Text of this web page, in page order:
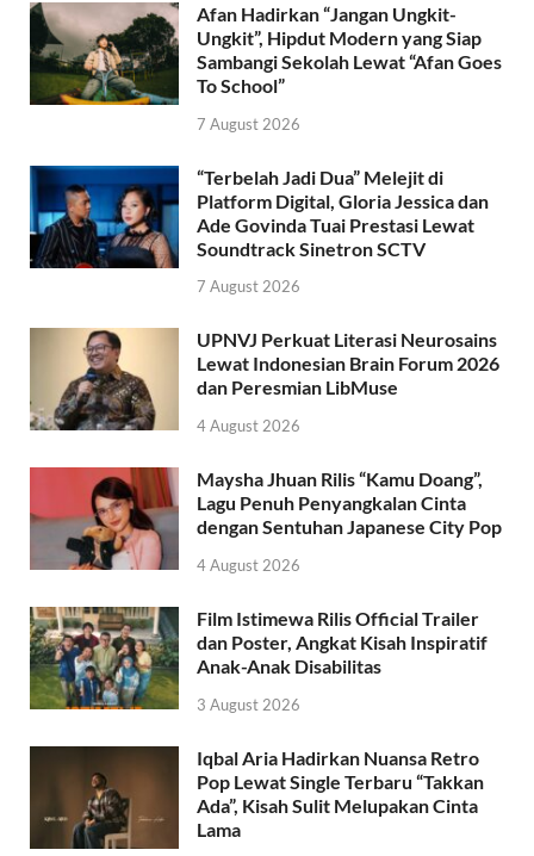
Afan Hadirkan “Jangan Ungkit-
Ungkit”, Hipdut Modern yang Siap
Sambangi Sekolah Lewat “Afan Goes
To School”
7 August 2026
“Terbelah Jadi Dua” Melejit di
Platform Digital, Gloria Jessica dan
Ade Govinda Tuai Prestasi Lewat
Soundtrack Sinetron SCTV
7 August 2026
UPNVJ Perkuat Literasi Neurosains
Lewat Indonesian Brain Forum 2026
dan Peresmian LibMuse
4 August 2026
Maysha Jhuan Rilis “Kamu Doang”,
Lagu Penuh Penyangkalan Cinta
dengan Sentuhan Japanese City Pop
4 August 2026
Film Istimewa Rilis Official Trailer
dan Poster, Angkat Kisah Inspiratif
Anak-Anak Disabilitas
3 August 2026
Iqbal Aria Hadirkan Nuansa Retro
Pop Lewat Single Terbaru “Takkan
Ada”, Kisah Sulit Melupakan Cinta
Lama